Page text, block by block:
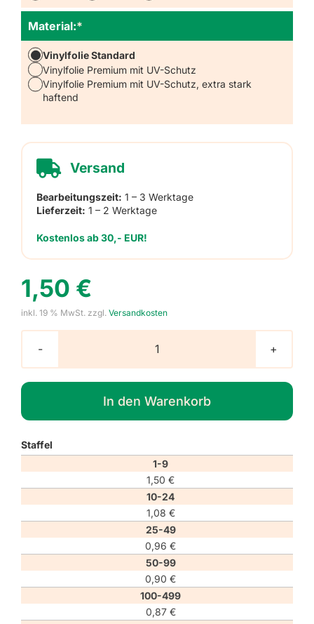
*
Material:
Vinylfolie Standard
Vinylfolie Premium mit UV-Schutz
Vinylfolie Premium mit UV-Schutz, extra stark
haftend
Versand
Bearbeitungszeit: 1 – 3 Werktage
Lieferzeit: 1 – 2 Werktage
Kostenlos ab 30,- EUR!
1,50 €
inkl. 19 % MwSt. zzgl. Versandkosten
Verbotszeichen
P058
"Wasserski-
Aktivitäten
verboten"
In den Warenkorb
Staffel
1-9
1,50 €
10-24
1,08 €
25-49
0,96 €
50-99
0,90 €
100-499
0,87 €